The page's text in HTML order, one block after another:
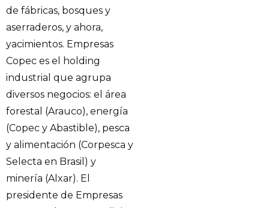
de fábricas, bosques y
aserraderos, y ahora,
yacimientos. Empresas
Copec es el holding
industrial que agrupa
diversos negocios: el área
forestal (Arauco), energía
(Copec y Abastible), pesca
y alimentación (Corpesca y
Selecta en Brasil) y
minería (Alxar). El
presidente de Empresas